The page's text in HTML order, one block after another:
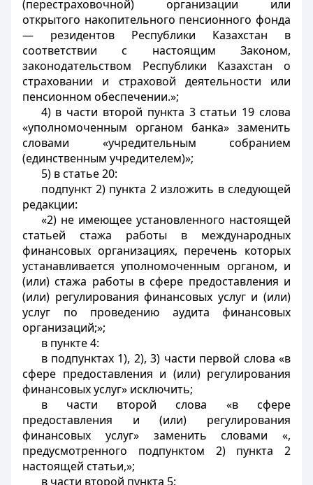
(перестраховочной) организации или
открытого накопительного пенсионного фонда
— резидентов Республики Казахстан в
соответствии с настоящим Законом,
законодательством Республики Казахстан о
страховании и страховой деятельности или
пенсионном обеспечении.»;
4) в части второй пункта 3 статьи 19 слова
«уполномоченным органом банка» заменить
словами «учредительным собранием
(единственным учредителем)»;
5) в статье 20:
подпункт 2) пункта 2 изложить в следующей
редакции:
«2) не имеющее установленного настоящей
статьей стажа работы в международных
финансовых организациях, перечень которых
устанавливается уполномоченным органом, и
(или) стажа работы в сфере предоставления и
(или) регулирования финансовых услуг и (или)
услуг по проведению аудита финансовых
организаций;»;
в пункте 4:
в подпунктах 1), 2), 3) части первой слова «в
сфере предоставления и (или) регулирования
финансовых услуг» исключить;
в части второй слова «в сфере
предоставления и (или) регулирования
финансовых услуг» заменить словами «,
предусмотренного подпунктом 2) пункта 2
настоящей статьи,»;
в части второй пункта 5: